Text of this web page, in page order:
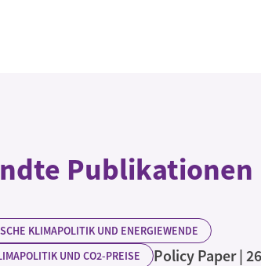
Publikationen
KLIMAPOLITIK UND ENERGIEWENDE
UND CO2-PREISE
Policy Paper